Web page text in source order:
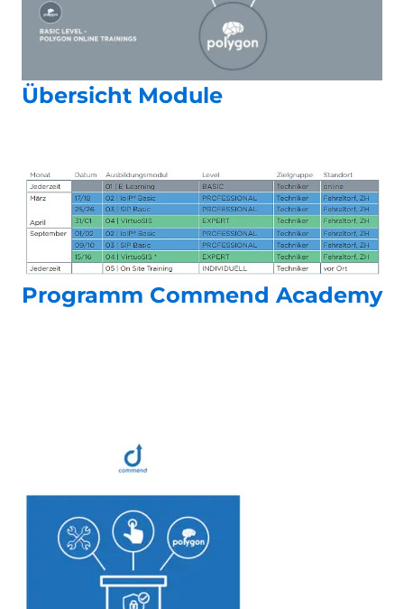
Übersicht Module
Programm Commend Academy